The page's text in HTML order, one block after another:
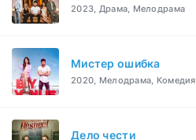
2023, Драма, Мелодрама
Мистер ошибка
2020, Мелодрама, Комедия
Дело чести